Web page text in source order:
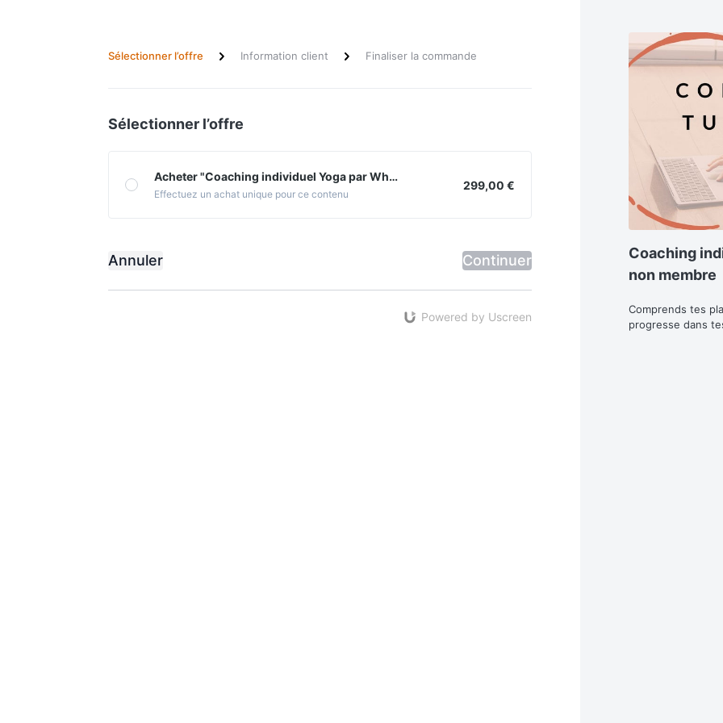
Sélectionner l’offre Information client Finaliser la commande
Sélectionner l’offre
Acheter "Coaching individuel Yoga par WhatsApp | Tarif non membre"
Effectuez un achat unique pour ce contenu
299,00 €
Annuler Continuer
Powered by Uscreen
Coaching
non membre
Comprends tes
progresse dans